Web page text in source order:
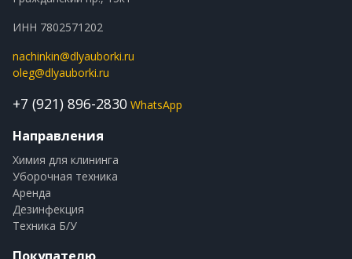
ИНН 7802571202
nachinkin@dlyauborki.ru
oleg@dlyauborki.ru
+7 (921) 896-2830 WhatsApp
Направления
Химия для клининга
Уборочная техника
Аренда
Дезинфекция
Техника Б/У